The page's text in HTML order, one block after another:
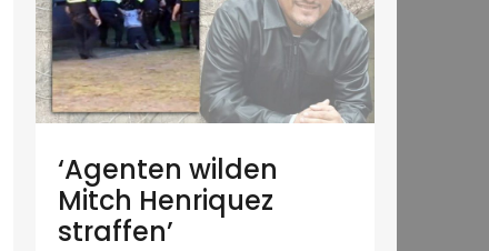
‘Agenten wilden
Mitch Henriquez
straffen’